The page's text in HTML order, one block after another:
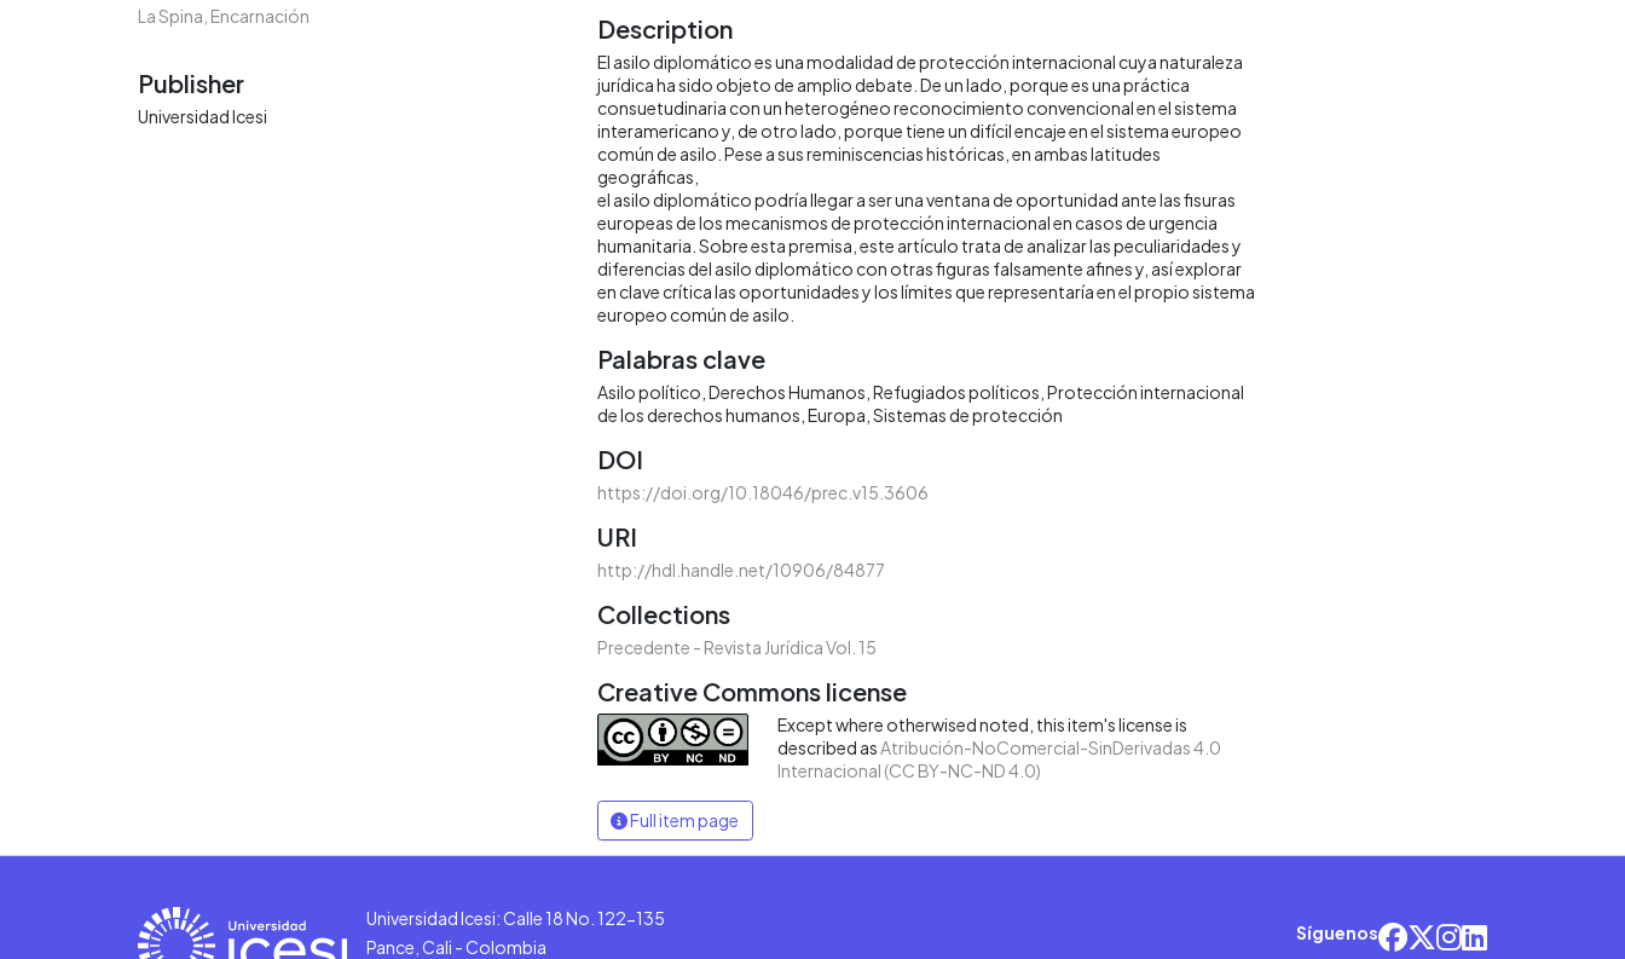
La Spina, Encarnación
Publisher
Universidad Icesi
Description
El asilo diplomático es una modalidad de protección internacional cuya naturaleza
jurídica ha sido objeto de amplio debate. De un lado, porque es una práctica
consuetudinaria con un heterogéneo reconocimiento convencional en el sistema
interamericano y, de otro lado, porque tiene un difícil encaje en el sistema europeo
común de asilo. Pese a sus reminiscencias históricas, en ambas latitudes
geográficas,
el asilo diplomático podría llegar a ser una ventana de oportunidad ante las fisuras
europeas de los mecanismos de protección internacional en casos de urgencia
humanitaria. Sobre esta premisa, este artículo trata de analizar las peculiaridades y
diferencias del asilo diplomático con otras figuras falsamente afines y, así explorar
en clave crítica las oportunidades y los límites que representaría en el propio sistema
europeo común de asilo.
Palabras clave
Asilo político Derechos Humanos Refugiados políticos Protección internacional
de los derechos humanos Europa Sistemas de protección
DOI
https://doi.org/10.18046/prec.v15.3606
URI
http://hdl.handle.net/10906/84877
Collections
Precedente - Revista Jurídica Vol. 15
Creative Commons license
Except where otherwised noted, this item's license is
described as Atribución-NoComercial-SinDerivadas 4.0
Internacional (CC BY-NC-ND 4.0)
Full item page
Universidad Icesi: Calle 18 No. 122-135
Pance, Cali - Colombia
Síguenos